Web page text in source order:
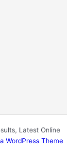
Latest Online
WordPress Theme